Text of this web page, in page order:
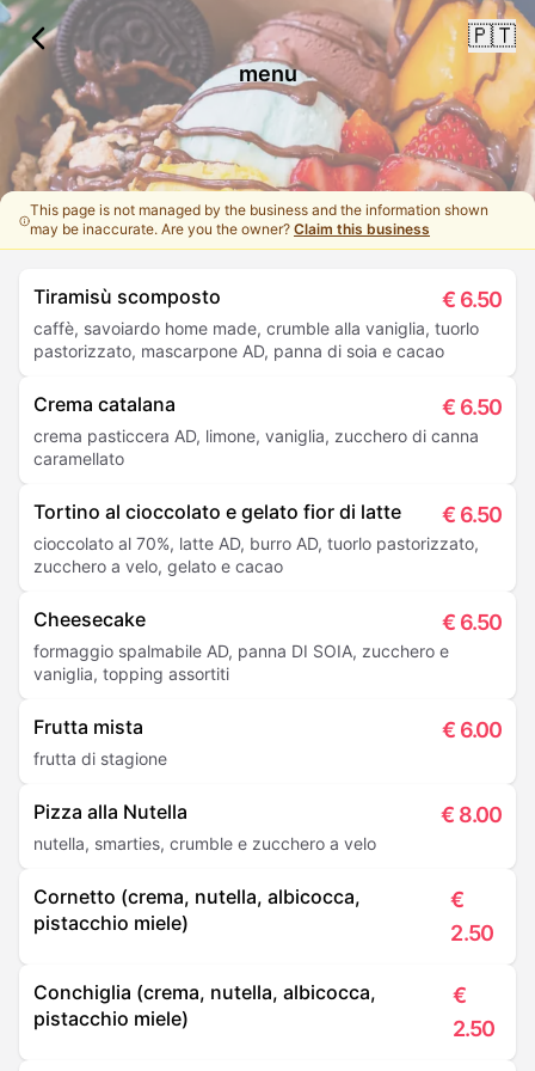
🇵🇹
menu
This page is not managed by the business and the information shown
may be inaccurate. Are you the owner?Claim this business
Tiramisù scomposto € 6.50
caffè, savoiardo home made, crumble alla vaniglia, tuorlo
pastorizzato, mascarpone AD, panna di soia e cacao
Crema catalana € 6.50
crema pasticcera AD, limone, vaniglia, zucchero di canna
caramellato
Tortino al cioccolato e gelato fior di latte € 6.50
cioccolato al 70%, latte AD, burro AD, tuorlo pastorizzato,
zucchero a velo, gelato e cacao
Cheesecake € 6.50
formaggio spalmabile AD, panna DI SOIA, zucchero e
vaniglia, topping assortiti
Frutta mista € 6.00
frutta di stagione
Pizza alla Nutella € 8.00
nutella, smarties, crumble e zucchero a velo
Cornetto (crema, nutella, albicocca,
pistacchio miele)
€
2.50
Conchiglia (crema, nutella, albicocca,
pistacchio miele)
€
2.50